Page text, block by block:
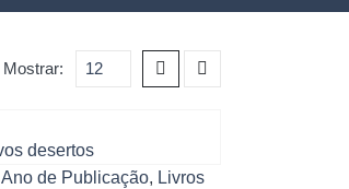
Mostrar:
Ano de Publicação, Livros